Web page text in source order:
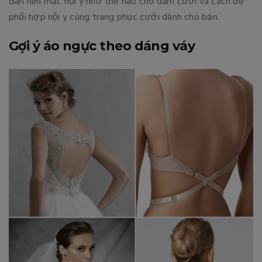
phối hợp nội y cùng trang phục cưới dành cho bạn.
Gợi ý áo ngực theo dáng váy